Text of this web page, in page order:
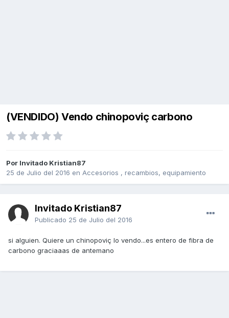
(VENDIDO) Vendo chinopoviç carbono
Por Invitado Kristian87
25 de Julio del 2016 en Accesorios , recambios, equipamiento
Invitado Kristian87
Publicado 25 de Julio del 2016
si alguien. Quiere un chinopoviç lo vendo...es entero de fibra de
carbono graciaaas de antemano